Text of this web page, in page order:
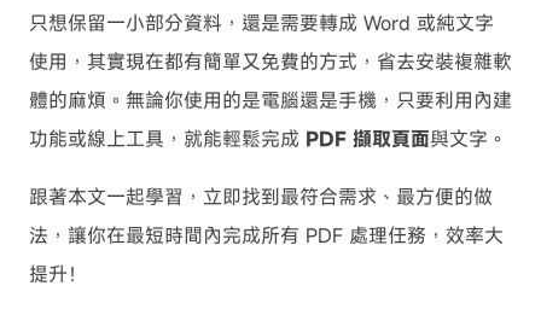
只想保留一小部分資料，還是需要轉成 Word 或純文字
使用，其實現在都有簡單又免費的方式，省去安裝複雜軟
體的麻煩。無論你使用的是電腦還是手機，只要利用內建
功能或線上工具，就能輕鬆完成 PDF 擷取頁面與文字。
跟著本文一起學習，立即找到最符合需求、最方便的做
法，讓你在最短時間內完成所有 PDF 處理任務，效率大
提升！